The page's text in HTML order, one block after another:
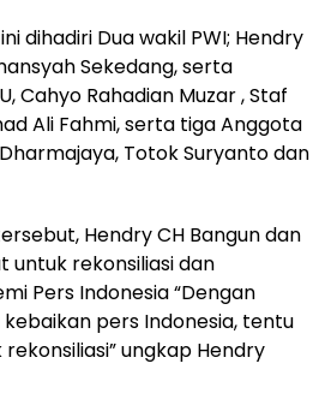
dihadiri Dua wakil PWI; Hendry
Sekedang, serta
Cahyo Rahadian Muzar , Staf
Ali Fahmi, serta tiga Anggota
Totok Suryanto dan
Hendry CH Bangun dan
untuk rekonsiliasi dan
Pers Indonesia “Dengan
pers Indonesia, tentu
ungkap Hendry